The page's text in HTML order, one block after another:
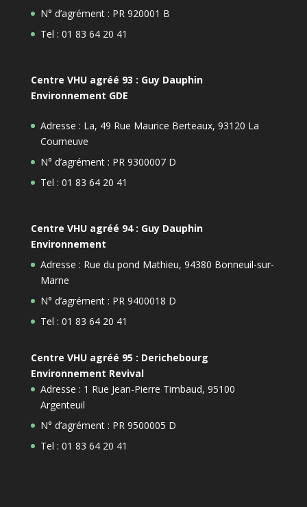
N° d’agrément : PR 920001 B
Tel : 01 83 64 20 41
Centre VHU agréé 93 : Guy Dauphin
Environnement GDE
Adresse : La, 49 Rue Maurice Berteaux, 93120 La
Courneuve
N° d’agrément : PR 9300007 D
Tel : 01 83 64 20 41
Centre VHU agréé 94 : Guy Dauphin
Environnement
Adresse : Rue du pond Mathieu, 94380 Bonneuil-sur-
Marne
N° d’agrément : PR 9400018 D
Tel : 01 83 64 20 41
Centre VHU agréé 95 : Derichebourg
Environnement Revival
Adresse : 1 Rue Jean-Pierre Timbaud, 95100
Argenteuil
N° d’agrément : PR 9500005 D
Tel : 01 83 64 20 41